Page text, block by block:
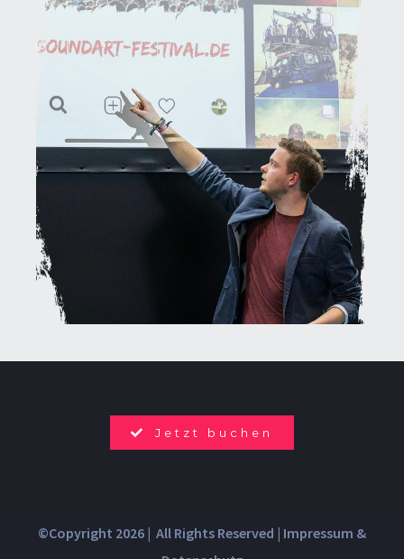
Jetzt buchen
©Copyright 2026 | All Rights Reserved | Impressum &